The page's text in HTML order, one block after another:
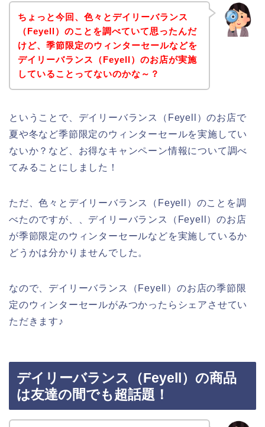
ちょっと今回、色々とデイリーバランス
（Feyell）のことを調べていて思ったんだ
けど、季節限定のウィンターセールなどを
デイリーバランス（Feyell）のお店が実施
していることってないのかな～？
ということで、デイリーバランス（Feyell）のお店で
夏や冬など季節限定のウィンターセールを実施してい
ないか？など、お得なキャンペーン情報について調べ
てみることにしました！
ただ、色々とデイリーバランス（Feyell）のことを調
べたのですが、、デイリーバランス（Feyell）のお店
が季節限定のウィンターセールなどを実施しているか
どうかは分かりませんでした。
なので、デイリーバランス（Feyell）のお店の季節限
定のウィンターセールがみつかったらシェアさせてい
ただきます♪
デイリーバランス（Feyell）の商品
は友達の間でも超話題！